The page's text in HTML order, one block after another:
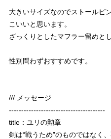
大きいサイズなのでストールピ
こいいと思います。
ざっくりとしたマフラー留めと
性別問わずおすすめです。
/// メッセージ
---------------------------------------
title：ユリの勲章
剣は“戦うため”のものではなく